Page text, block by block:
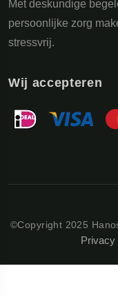
Met deskundige
persoonlijke zorg
stressvrij.
Wij accepteren
©Copyright 2025
Privacy